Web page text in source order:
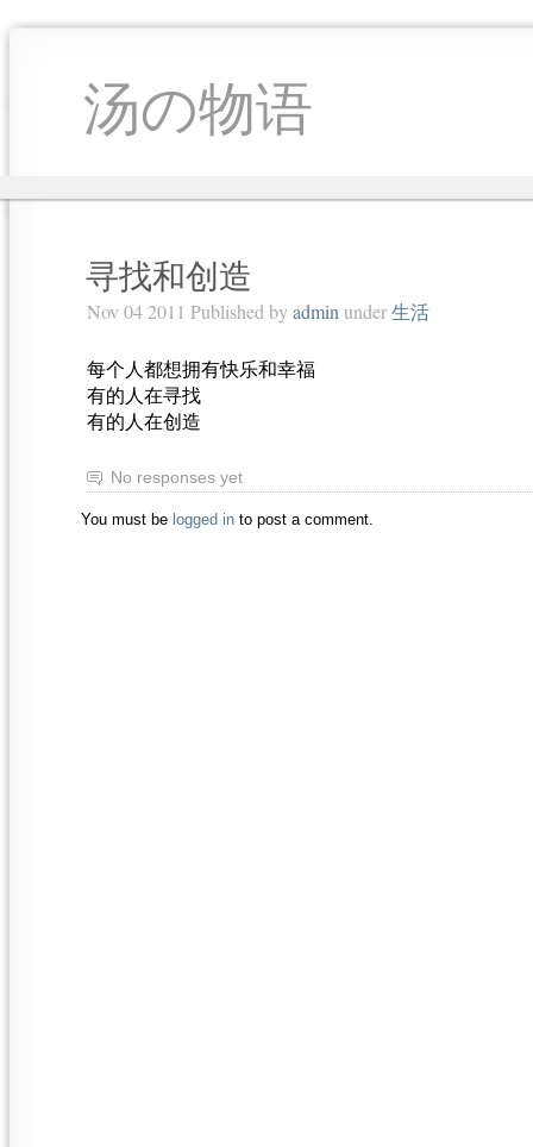
汤の物语
寻找和创造
Nov 04 2011 Published by admin under生活
每个人都想拥有快乐和幸福
有的人在寻找
有的人在创造
No responses yet
You must be logged in to post a comment.